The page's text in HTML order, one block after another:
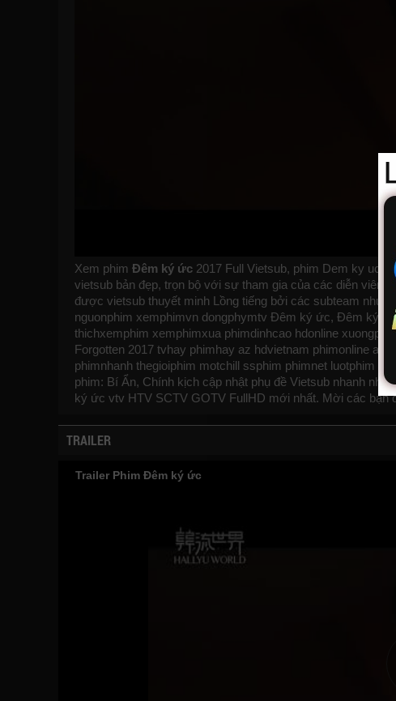
Xem phim Đêm ký ức 2017 Full Vietsub, phim Dem ky uc
vietsub bản đẹp, trọn bộ với sự tham gia của các diễn viên:
được vietsub thuyết minh Lồng tiếng bởi các subteam như
nguonphim xemphimvn dongphymtv Đêm ký ức, Đêm ký ức
thichxemphim xemphimxua phimdinhcao hdonline
Forgotten 2017 tvhay phimhay az hdvietnam phimonline
phimnhanh thegioiphim motchill ssphim phimnet luotphim
phim: Bí Ẩn, Chính kịch cập nhật phụ đề Vietsub nhanh
ký ức vtv HTV SCTV GOTV FullHD mới nhất. Mời các bạn
TRAILER
Trailer Phim Đêm ký ức